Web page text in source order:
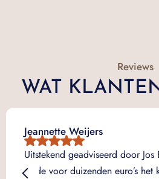
Reviews
WAT
Jeannette Weijers
Uitstekend geadviseerd door
wilde voor duizenden euro’s het